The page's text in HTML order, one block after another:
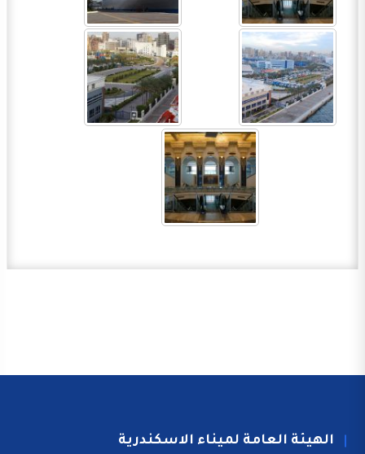
الهيئة العامة لميناء الاسكندرية